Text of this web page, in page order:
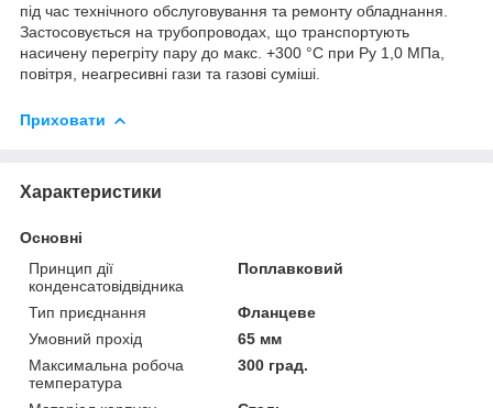
під час технічного обслуговування та ремонту обладнання.
Застосовується на трубопроводах, що транспортують
насичену перегріту пару до макс. +300 °C при Ру 1,0 МПа,
повітря, неагресивні гази та газові суміші.
Приховати
Характеристики
Основні
Принцип дії
конденсатовідвідника
Поплавковий
Тип приєднання
Фланцеве
Умовний прохід
65 мм
Максимальна робоча
температура
300 град.